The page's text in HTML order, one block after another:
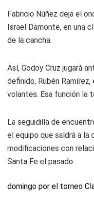
Fabricio Núñez deja el
Israel Damonte, en una
de la cancha.
Así, Godoy Cruz jugará
definido, Rubén
volantes. Esa función la
La seguidilla de
el equipo que saldrá a la
modificaciones con
Santa Fe el pasado
domingo por el torneo